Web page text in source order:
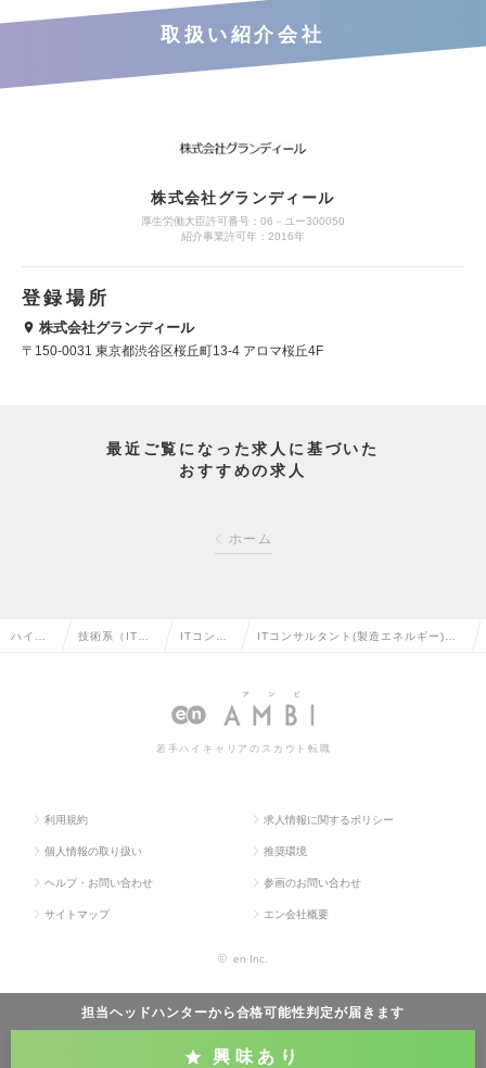
取扱い紹介会社
株式会社グランディール
厚生労働大臣許可番号：06－ユー300050
紹介事業許可年：2016年
登録場所
株式会社グランディール
〒150-0031 東京都渋谷区桜丘町13-4 アロマ桜丘4F
最近ご覧になった求人に基づいた
おすすめの求人
ホーム
担当ヘッドハンターから合格可能性判定が届きます
興味あり
ハイク 技術系（IT・ ITコンサ
の転職
ITコンサルタント(製造エネルギー)：
grクラスの求人情報
若手ハイキャリアのスカウト転職
利用規約 求人情報に関するポリシー
個人情報の取り扱い 推奨環境
ヘルプ・お問い合わせ 参画のお問い合わせ
サイトマップ エン会社概要
© en Inc.